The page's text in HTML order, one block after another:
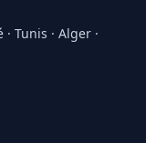
Tunis · Alger ·